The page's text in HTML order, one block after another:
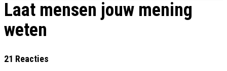
Laat mensen jouw mening
weten
21 Reacties